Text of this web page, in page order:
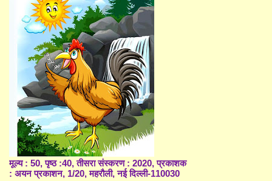
मूल्य : 50, पृष्ठ :40, तीसरा संस्करण : 2020, प्रकाशक
: अयन प्रकाशन, 1/20, महरौली, नई दिल्ली-110030